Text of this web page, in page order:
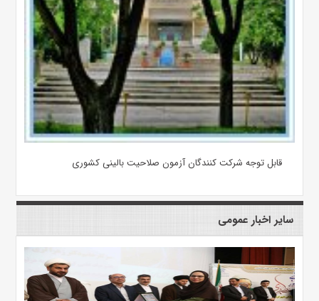
قابل توجه شرکت کنندگان آزمون صلاحیت بالینی کشوری
سایر اخبار عمومی